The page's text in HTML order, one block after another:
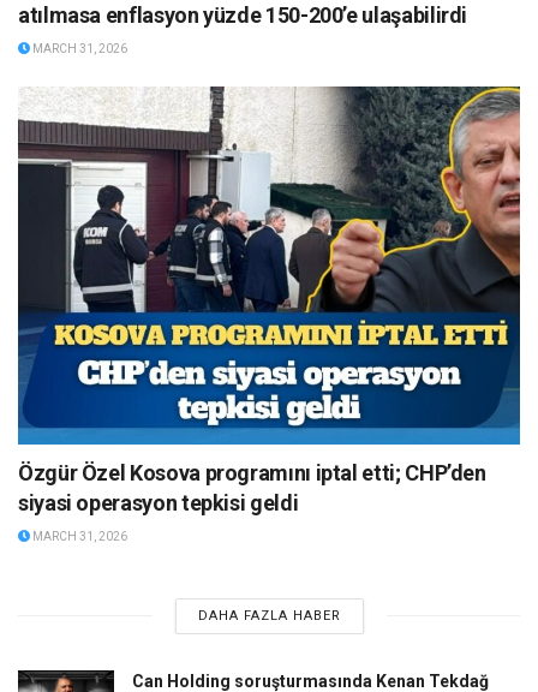
atılmasa enflasyon yüzde 150-200’e ulaşabilirdi
MARCH 31, 2026
Özgür Özel Kosova programını iptal etti; CHP’den
siyasi operasyon tepkisi geldi
MARCH 31, 2026
DAHA FAZLA HABER
Can Holding soruşturmasında Kenan Tekdağ